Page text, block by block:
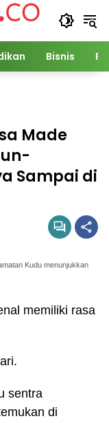
Bisnis
Made
Sampai di
Kudu menunjukkan
memiliki rasa
sentra
di